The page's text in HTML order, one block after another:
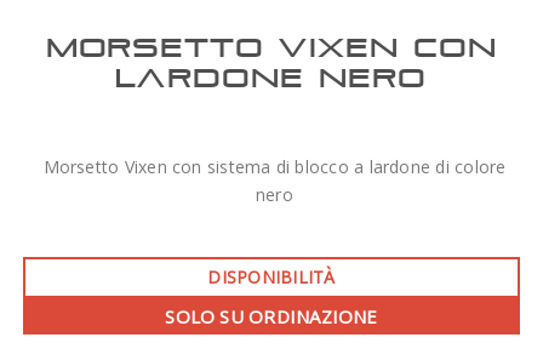
MORSETTO VIXEN CON
LARDONE NERO
Morsetto Vixen con sistema di blocco a lardone di colore
nero
DISPONIBILITÀ
SOLO SU ORDINAZIONE